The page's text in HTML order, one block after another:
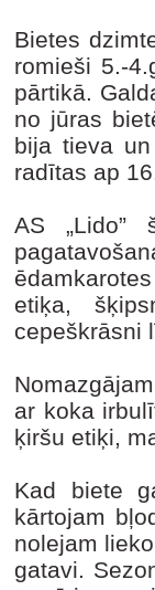
Bietes
romieši 5.-
pārtikā.
no jūras
bija tieva
radītas ap
AS „Lido”
etiķa,
cepeškrāsni
ar koka
ķiršu etiķi,
Kad biete
kārtojam
nolejam
gatavi.